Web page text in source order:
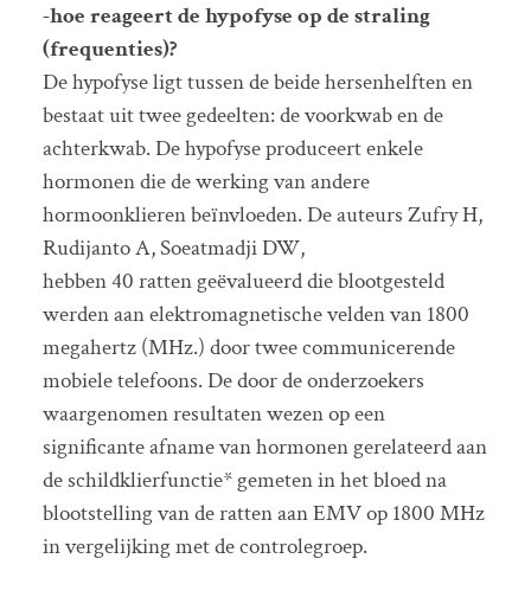
-hoe reageert de hypofyse op de straling
(frequenties)?
De hypofyse ligt tussen de beide hersenhelften en
bestaat uit twee gedeelten: de voorkwab en de
achterkwab. De hypofyse produceert enkele
hormonen die de werking van andere
hormoonklieren beïnvloeden. De auteurs Zufry H,
Rudijanto A, Soeatmadji DW,
hebben 40 ratten geëvalueerd die blootgesteld
werden aan elektromagnetische velden van 1800
megahertz (MHz.) door twee communicerende
mobiele telefoons. De door de onderzoekers
waargenomen resultaten wezen op een
significante afname van hormonen gerelateerd aan
de schildklierfunctie* gemeten in het bloed na
blootstelling van de ratten aan EMV op 1800 MHz
in vergelijking met de controlegroep.